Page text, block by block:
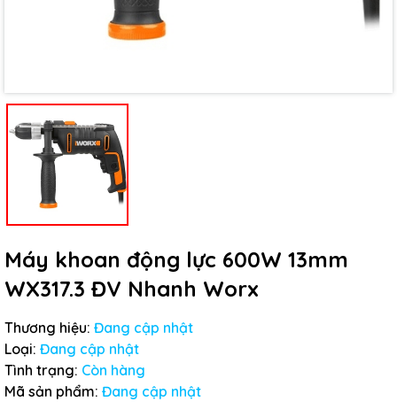
Máy khoan động lực 600W 13mm
WX317.3 ĐV Nhanh Worx
Thương hiệu: Đang cập nhật
Loại: Đang cập nhật
Tình trạng: Còn hàng
Mã sản phẩm: Đang cập nhật